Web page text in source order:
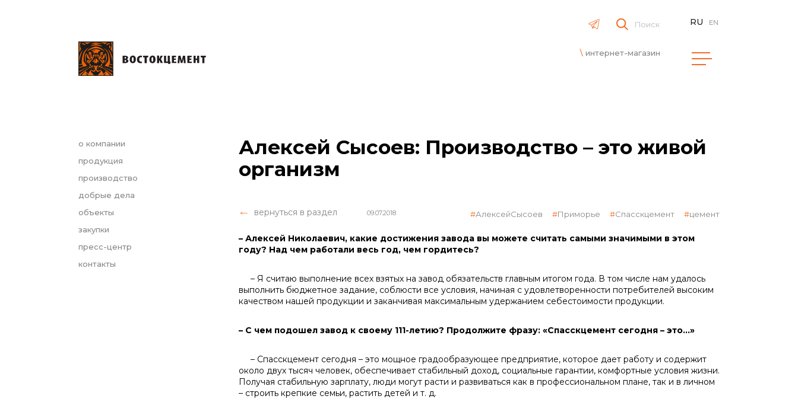
Поиск
интернет-магазин
RU EN
о компании
продукция
производство
добрые дела
объекты
закупки
пресс-центр
контакты
Алексей Сысоев: Производство – это живой
организм
вернуться в раздел 09.07.2018 АлексейСысоев Приморье Спасскцемент цемент
– Алексей Николаевич, какие достижения завода вы можете считать самыми значимыми в этом
году? Над чем работали весь год, чем гордитесь?
– Я считаю выполнение всех взятых на завод обяза­тельств главным итогом года. В том числе нам удалось
выполнить бюджетное задание, соблюсти все условия, начиная с удовлетворенности потребителей высоким
ка­чеством нашей продукции и заканчивая максимальным удержанием себестоимости продукции.
– С чем подошел завод к своему 111-летию? Про­должите фразу: «Спасскцемент сегодня – это...»
– Спасскцемент сегодня – это мощное градообразу­ющее предприятие, которое дает работу и содержит
око­ло двух тысяч человек, обеспечивает стабильный доход, социальные гарантии, комфортные условия жизни.
Полу­чая стабильную зарплату, люди могут расти и развивать­ся как в профессиональном плане, так и в личном
– стро­ить крепкие семьи, растить детей и т. д.